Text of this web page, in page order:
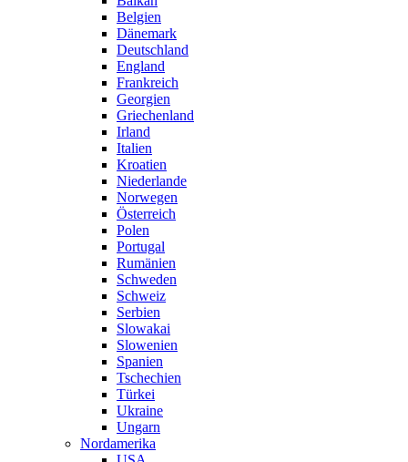
Belgien
Dänemark
Deutschland
England
Frankreich
Georgien
Griechenland
Irland
Italien
Kroatien
Niederlande
Norwegen
Österreich
Polen
Portugal
Rumänien
Schweden
Schweiz
Serbien
Slowakai
Slowenien
Spanien
Tschechien
Türkei
Ukraine
Ungarn
Nordamerika